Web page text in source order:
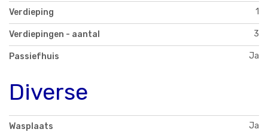
Verdieping 1
Verdiepingen - aantal 3
Passiefhuis Ja
Diverse
Wasplaats Ja